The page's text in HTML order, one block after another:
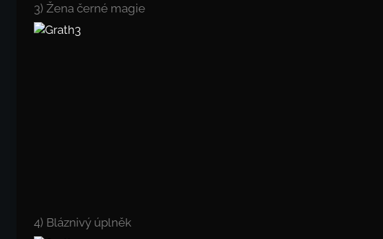
3) Žena černé magie
4) Bláznivý úplněk